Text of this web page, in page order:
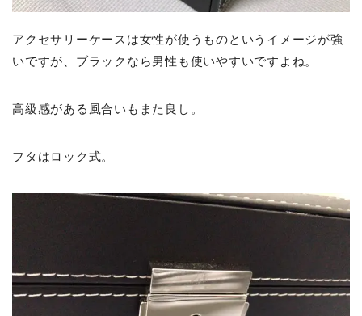
アクセサリーケースは女性が使うものというイメージが強
いですが、ブラックなら男性も使いやすいですよね。
高級感がある風合いもまた良し。
フタはロック式。